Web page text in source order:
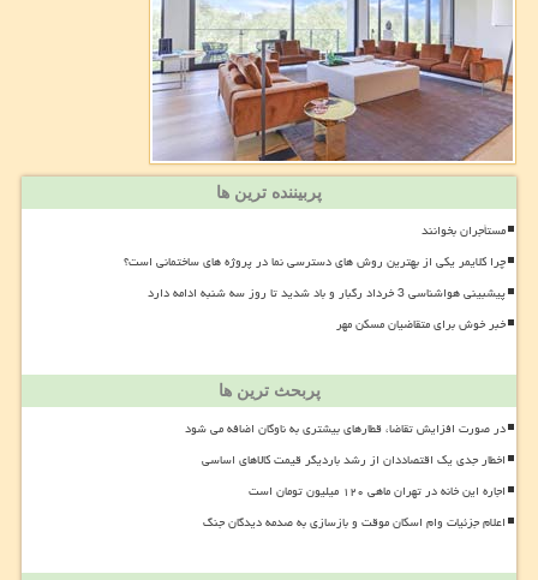
پربیننده ترین ها
مستأجران بخوانند
چرا کلایمر یکی از بهترین روش های دسترسی نما در پروژه های ساختمانی است؟
پیشبینی هواشناسی 3 خرداد رگبار و باد شدید تا روز سه شنبه ادامه دارد
خبر خوش برای متقاضیان مسکن مهر
پربحث ترین ها
در صورت افزایش تقاضا، قطارهای بیشتری به ناوگان اضافه می شود
اخطار جدی یک اقتصاددان از رشد باردیگر قیمت کالاهای اساسی
اجاره این خانه در تهران ماهی ۱۲۰ میلیون تومان است
اعلام جزئیات وام اسکان موقت و بازسازی به صدمه دیدگان جنگ